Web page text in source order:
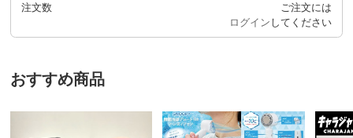
注文数
ご注文には
ログイン してください
おすすめ商品